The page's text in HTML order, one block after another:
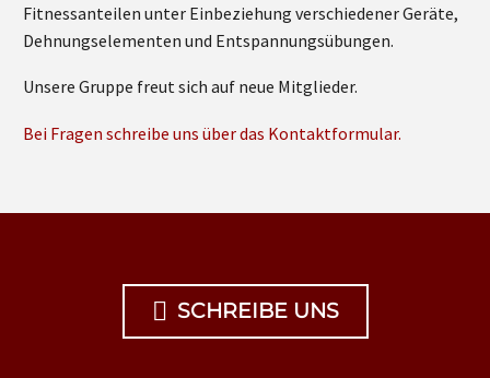
Fitnessanteilen unter Einbeziehung verschiedener Geräte,
Dehnungselementen und Entspannungsübungen.
Unsere Gruppe freut sich auf neue Mitglieder.
Bei Fragen schreibe uns über das Kontaktformular.
 SCHREIBE UNS